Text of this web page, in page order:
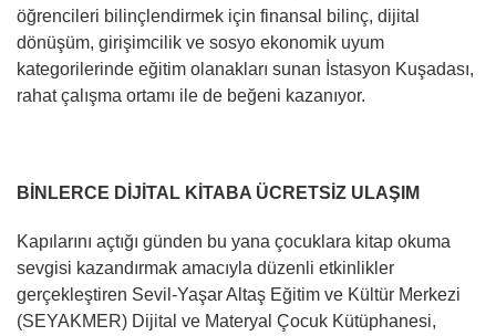
öğrencileri bilinçlendirmek için finansal bilinç, dijital
dönüşüm, girişimcilik ve sosyo ekonomik uyum
kategorilerinde eğitim olanakları sunan İstasyon Kuşadası,
rahat çalışma ortamı ile de beğeni kazanıyor.
BİNLERCE DİJİTAL KİTABA ÜCRETSİZ ULAŞIM
Kapılarını açtığı günden bu yana çocuklara kitap okuma
sevgisi kazandırmak amacıyla düzenli etkinlikler
gerçekleştiren Sevil-Yaşar Altaş Eğitim ve Kültür Merkezi
(SEYAKMER) Dijital ve Materyal Çocuk Kütüphanesi,